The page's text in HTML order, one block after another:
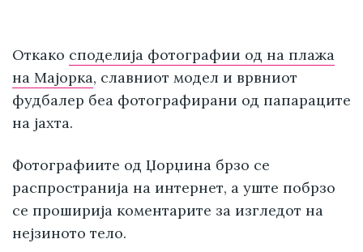
Откако споделија фотографии од на плажа
на Мајорка, славниот модел и врвниот
фудбалер беа фотографирани од папараците
на јахта.
Фотографиите од Џорџина брзо се
распространија на интернет, а уште побрзо
се проширија коментарите за изгледот на
нејзиното тело.